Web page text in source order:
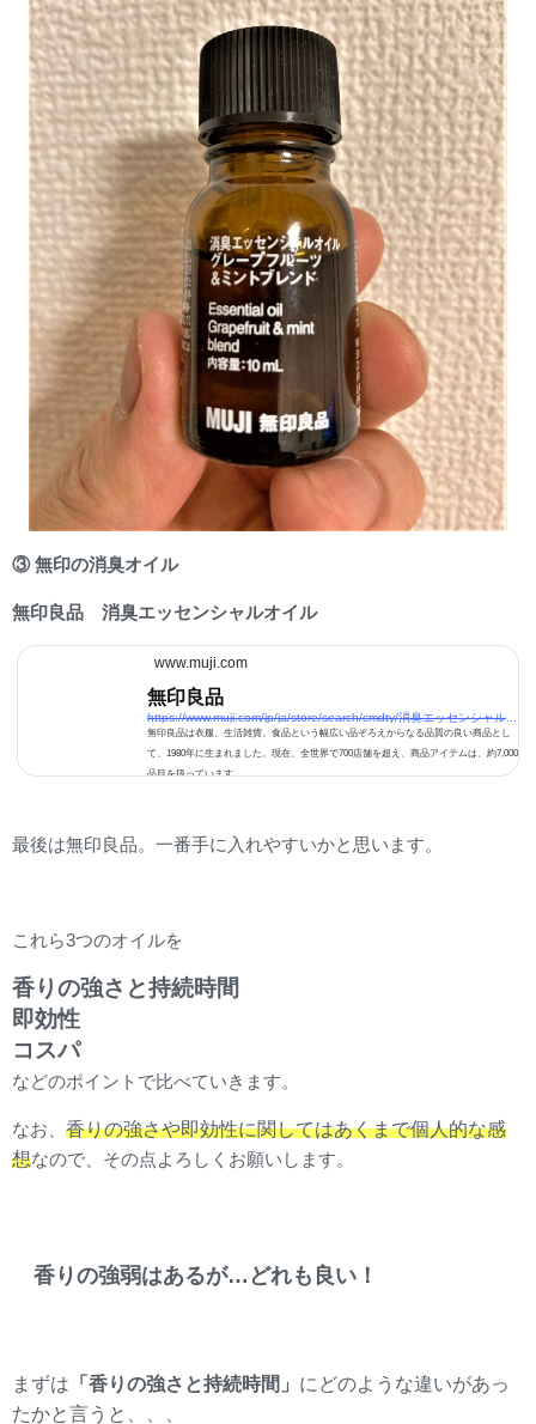
③ 無印の消臭オイル
無印良品 消臭エッセンシャルオイル
www.muji.com
無印良品
無印良品は衣服、生活雑貨、食品という幅広い品ぞろえからなる品質の良い商品とし
て、1980年に生まれました。現在、全世界で700店舗を超え、商品アイテムは、約7,000
品目を扱っています。
最後は無印良品。一番手に入れやすいかと思います。
これら3つのオイルを
香りの強さと持続時間
即効性
コスパ
などのポイントで比べていきます。
なお、 香りの強さや即効性に関してはあくまで個人的な感
想なので、その点よろしくお願いします。
香りの強弱はあるが…どれも良い！
まずは 「香りの強さと持続時間」 にどのような違いがあっ
たかと言うと、、、